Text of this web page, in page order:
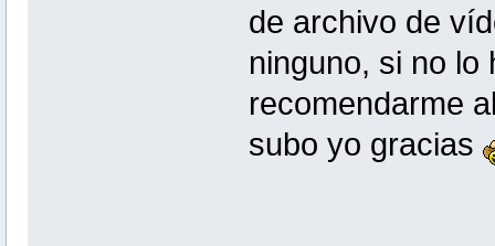
de archivo de
ninguno, si no lo
recomendarme
subo yo gracias